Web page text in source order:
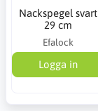
Nackspegel svart
29 cm
Efalock
Logga in